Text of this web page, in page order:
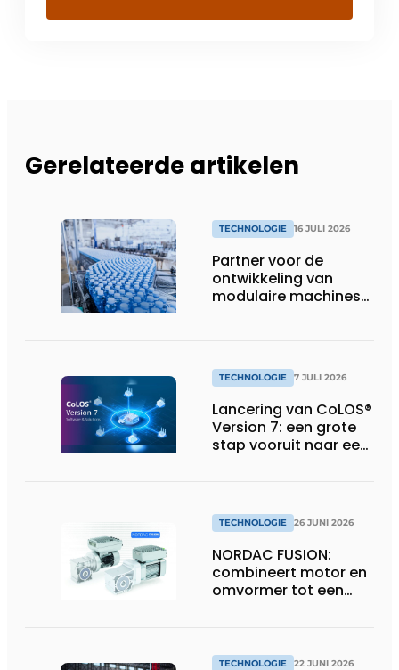
Gerelateerde artikelen
TECHNOLOGIE 16 JULI 2026
Partner voor de
ontwikkeling van
modulaire machines
TECHNOLOGIE 7 JULI 2026
Lancering van CoLOS®
Version 7: een grote
stap vooruit naar een
industriële
codeerprocessen
TECHNOLOGIE 26 JUNI 2026
NORDAC FUSION:
combineert motor en
omvormer tot een
TECHNOLOGIE 22 JUNI 2026